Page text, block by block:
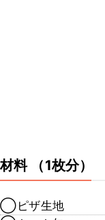
材料 （1枚分）
◯ピザ生地